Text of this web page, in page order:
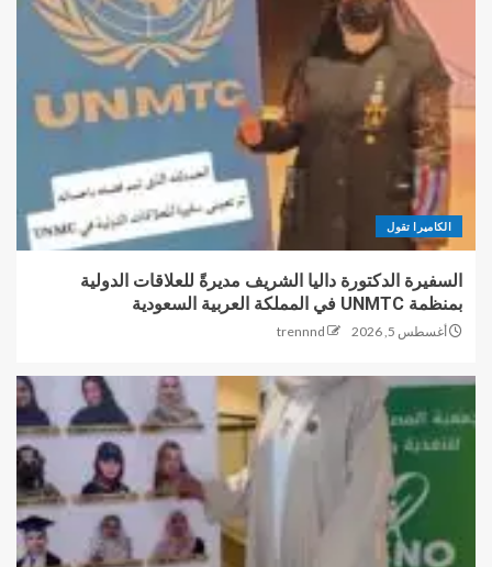
الكاميرا تقول
السفيرة الدكتورة داليا الشريف مديرةً للعلاقات الدولية
بمنظمة UNMTC في المملكة العربية السعودية
أغسطس 5, 2026 trennnd